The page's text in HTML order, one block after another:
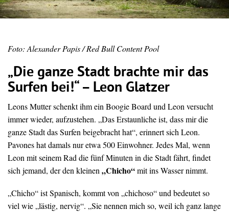
Foto: Alexander Papis / Red Bull Content Pool
„Die ganze Stadt brachte mir das
Surfen bei!“ – Leon Glatzer
Leons Mutter schenkt ihm ein Boogie Board und Leon versucht
immer wieder, aufzustehen. „Das Erstaunliche ist, dass mir die
ganze Stadt das Surfen beigebracht hat“, erinnert sich Leon.
Pavones hat damals nur etwa 500 Einwohner. Jedes Mal, wenn
Leon mit seinem Rad die fünf Minuten in die Stadt fährt, findet
sich jemand, der den kleinen „Chicho“mit ins Wasser nimmt.
„Chicho“ ist Spanisch, kommt von „chichoso“ und bedeutet so
viel wie „lästig, nervig“. „Sie nennen mich so, weil ich ganz lange